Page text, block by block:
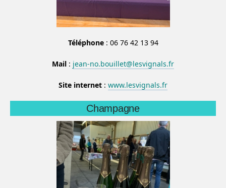
Téléphone: 06 76 42 13 94
Mail : jean-no.bouillet@lesvignals.fr
Site internet : www.lesvignals.fr
Champagne